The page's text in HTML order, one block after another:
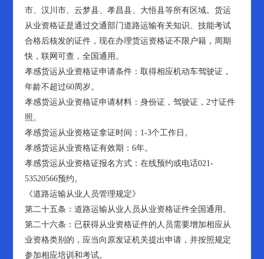
市、汉川市、云梦县、孝昌县、大悟县等所有区域。货运
从业资格证是通过交通部门道路运输有关知识、技能考试
合格后核发的证件，现在办理货运资格证不限户籍，周期
快，联网可查，全国通用。
孝感货运从业资格证申请条件：取得相应机动车驾驶证，
年龄不超过60周岁。
孝感货运从业资格证申请材料：身份证，驾驶证，2寸证件
照。
孝感货运从业资格证拿证时间：1-3个工作日。
孝感货运从业资格证有效期：6年。
孝感货运从业资格证报名方式：在线预约或电话021-
53520566预约。
《道路运输从业人员管理规定》
第二十五条：道路运输从业人员从业资格证件全国通用。
第二十六条：已获得从业资格证件的人员需要增加相应从
业资格类别的，应当向原发证机关提出申请，并按照规定
参加相应培训和考试。